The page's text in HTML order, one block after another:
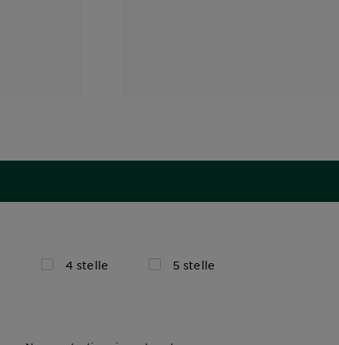
4 stelle 5 stelle